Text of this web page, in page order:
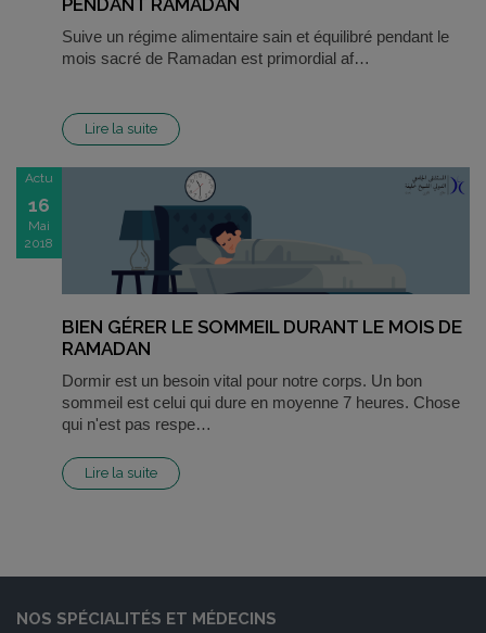
PENDANT RAMADAN
Suive un régime alimentaire sain et équilibré pendant le
mois sacré de Ramadan est primordial af…
Lire la suite
Actu
16
Mai
2018
BIEN GÉRER LE SOMMEIL DURANT LE MOIS DE
RAMADAN
Dormir est un besoin vital pour notre corps. Un bon
sommeil est celui qui dure en moyenne 7 heures. Chose
qui n'est pas respe…
Lire la suite
NOS SPÉCIALITÉS ET MÉDECINS